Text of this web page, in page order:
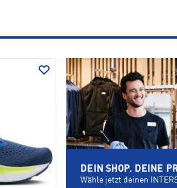
DEIN SHOP. DEINE
Wähle jetzt deinen